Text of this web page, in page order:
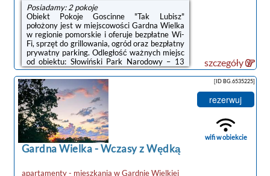
Posiadamy: 2 pokoje
Obiekt Pokoje Goscinne "Tak Lubisz"
położony jest w miejscowości Gardna Wielka
w regionie pomorskie i oferuje bezpłatne Wi-
Fi, sprzęt do grillowania, ogród oraz bezpłatny
prywatny parking. Odległość ważnych miejsc
od obiektu: Słowiński Park Narodowy – 13
km.Do dyspozycji Gości jest aneks kuchenny
z pełnym wyposażeniem oraz prywatna
łazienka.W obiekcie serwowane jest
śniadanie kontynentalne lub
wegetariańskie.Na miejscu Goście mogą grać
w rzutki. Okolica cieszy się popularnością
wśród miłośników jazdy na
rowerze.Odległość ważnych miejsc od
obiektu: PKP Łeba – ...
szczegóły
Gardna Wielka-Wczasy z Wędką
apartamenty - mieszkania wGardnie Wielkiej
[ID BG.6535225]
rezerwuj
wifi w obiekcie